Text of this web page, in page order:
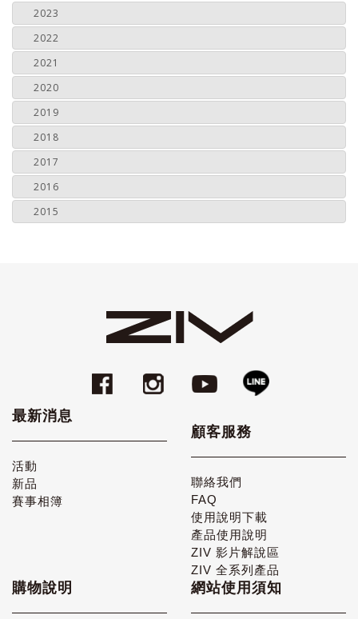
2023
2022
2021
2020
2019
2018
2017
2016
2015
最新消息
活動
新品
賽事相簿
顧客服務
聯絡我們
FAQ
使用說明下載
產品使用說明
ZIV 影片解說區
ZIV 全系列產品
購物說明 網站使用須知